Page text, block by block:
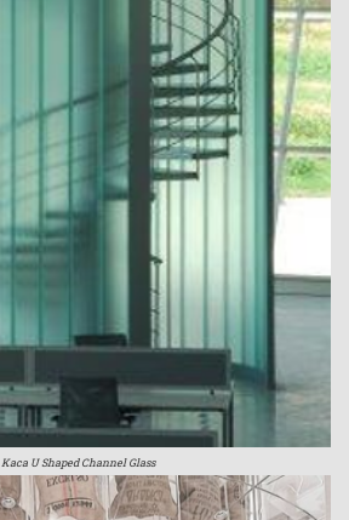
Kaca U Shaped Channel Glass